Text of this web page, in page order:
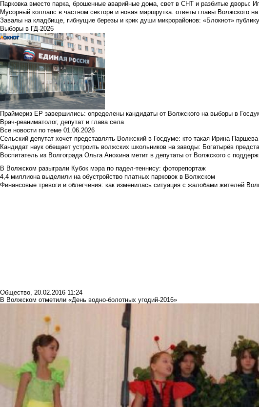
Парковка вместо парка, брошенные аварийные дома, свет в СНТ и разбитые дворы:
Мусорный коллапс в частном секторе и новая маршрутка: ответы главы Волжского
Завалы на кладбище, гибнущие березы и крик души микрорайонов: «Блокнот»
Выборы в ГД-2026
Праймериз ЕР завершились: определены кандидаты от Волжского на выборы в
Врач-реаниматолог, депутат и глава села
Все новости по теме 01.06.2026
Сельский депутат хочет представлять Волжский в Госдуме: кто такая Ирина Паршева
Кандидат наук обещает устроить волжских школьников на заводы: Богатырёв
Воспитатель из Волгограда Ольга Анохина метит в депутаты от Волжского с
В Волжском разыграли Кубок мэра по падел-теннису: фоторепортаж
4,4 миллиона выделили на обустройство платных парковок в Волжском
Финансовые тревоги и облегчения: как изменилась ситуация с жалобами жителей
Общество, 20.02.2016 11:24
В Волжском отметили «День водно-болотных угодий-2016»